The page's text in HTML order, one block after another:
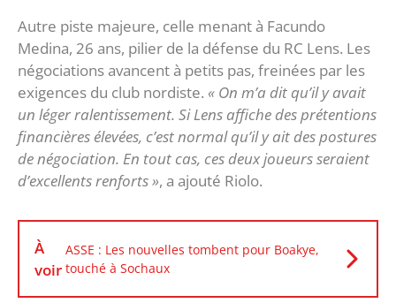
Autre piste majeure, celle menant à Facundo
Medina, 26 ans, pilier de la défense du RC Lens. Les
négociations avancent à petits pas, freinées par les
exigences du club nordiste. « On m’a dit qu’il y avait
un léger ralentissement. Si Lens affiche des prétentions
financières élevées, c’est normal qu’il y ait des postures
de négociation. En tout cas, ces deux joueurs seraient
d’excellents renforts », a ajouté Riolo.
À
voir
ASSE : Les nouvelles tombent pour Boakye,
touché à Sochaux